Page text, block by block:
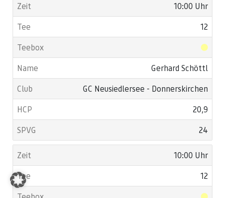
10:00 Uhr
12
Gerhard Schöttl
GC Neusiedlersee - Donnerskirchen
20,9
24
10:00 Uhr
12